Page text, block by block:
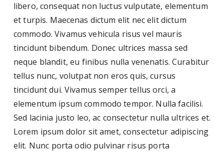
libero, consequat non luctus vulputate, elementum
et turpis. Maecenas dictum elit nec elit dictum
commodo. Vivamus vehicula risus vel mauris
tincidunt bibendum. Donec ultrices massa sed
neque blandit, eu finibus nulla venenatis. Curabitur
tellus nunc, volutpat non eros quis, cursus
tincidunt dui. Vivamus semper tellus orci, a
elementum ipsum commodo tempor. Nulla facilisi.
Sed lacinia justo leo, ac consectetur nulla ultrices et.
Lorem ipsum dolor sit amet, consectetur adipiscing
elit. Nunc porta odio pulvinar risus porta